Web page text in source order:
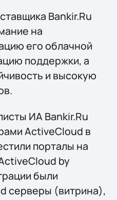
Bankir.Ru
на
его облачной
поддержки, а
и высокую
ИА Bankir.Ru
ActiveCloud в
порталы на
by
были
серверы (витрина),